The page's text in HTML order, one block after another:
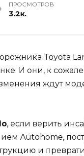
ПРОСМОТРОВ
3.2к.
Toyota
И они, к
ждут
, если верить
Autohome,
и